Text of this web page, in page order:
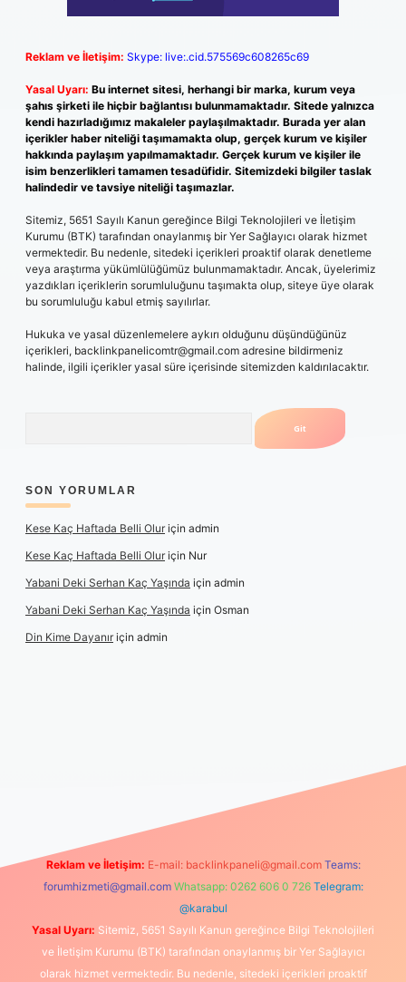
Reklam ve İletişim: Skype: live:.cid.575569c608265c69
Yasal Uyarı: Bu internet sitesi, herhangi bir marka, kurum veya
şahıs şirketi ile hiçbir bağlantısı bulunmamaktadır. Sitede yalnızca
kendi hazırladığımız makaleler paylaşılmaktadır. Burada yer alan
içerikler haber niteliği taşımamakta olup, gerçek kurum ve kişiler
hakkında paylaşım yapılmamaktadır. Gerçek kurum ve kişiler ile
isim benzerlikleri tamamen tesadüfidir. Sitemizdeki bilgiler taslak
halindedir ve tavsiye niteliği taşımazlar.
Sitemiz, 5651 Sayılı Kanun gereğince Bilgi Teknolojileri ve İletişim
Kurumu (BTK) tarafından onaylanmış bir Yer Sağlayıcı olarak hizmet
vermektedir. Bu nedenle, sitedeki içerikleri proaktif olarak denetleme
veya araştırma yükümlülüğümüz bulunmamaktadır. Ancak, üyelerimiz
yazdıkları içeriklerin sorumluluğunu taşımakta olup, siteye üye olarak
bu sorumluluğu kabul etmiş sayılırlar.
Hukuka ve yasal düzenlemelere aykırı olduğunu düşündüğünüz
içerikleri, backlinkpanelicomtr@gmail.com adresine bildirmeniz
halinde, ilgili içerikler yasal süre içerisinde sitemizden kaldırılacaktır.
SON YORUMLAR
Kese Kaç Haftada Belli Oluriçin admin
Kese Kaç Haftada Belli Oluriçin Nur
Yabani Deki Serhan Kaç Yaşında için admin
Yabani Deki Serhan Kaç Yaşında için Osman
Din Kime Dayanıriçin admin
Reklam ve İletişim: E-mail: backlinkpaneli@gmail.com Teams:
forumhizmeti@gmail.com Whatsapp: 0262 606 0 726 Telegram:
@karabul
Yasal Uyarı: Sitemiz, 5651 Sayılı Kanun gereğince Bilgi Teknolojileri
ve İletişim Kurumu (BTK) tarafından onaylanmış bir Yer Sağlayıcı
olarak hizmet vermektedir. Bu nedenle, sitedeki içerikleri proaktif